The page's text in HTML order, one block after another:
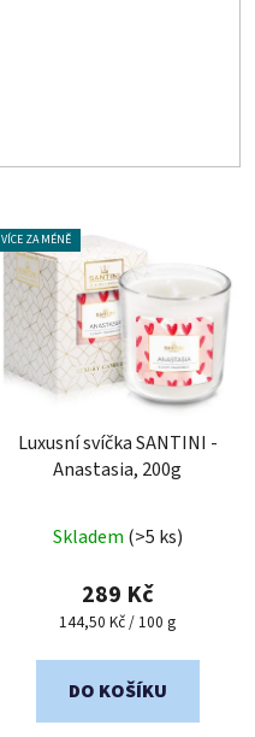
VÍCE ZA MÉNĚ
Luxusní svíčka SANTINI -
Anastasia, 200g
hodnocení
produktu
je
z
Skladem (>5 ks)
289 Kč
Měrná
144,50 Kč / 100 g
DO KOŠÍKU